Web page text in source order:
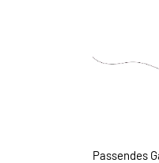
Passendes